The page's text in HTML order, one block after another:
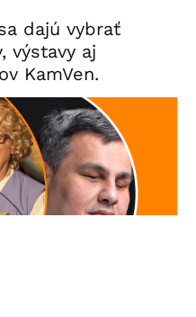
dajú vybrať
výstavy aj
KamVen.